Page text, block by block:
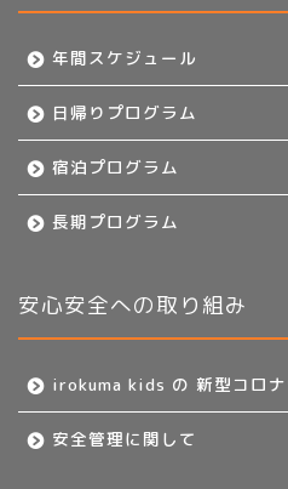
年間スケジュール
日帰りプログラム
宿泊プログラム
長期プログラム
安心安全への取り組み
irokuma kids の 新型コロナ
安全管理に関して